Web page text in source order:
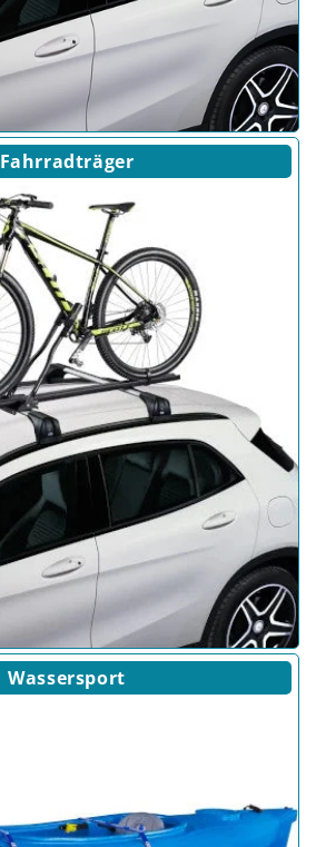
Fahrradträger
Wassersport